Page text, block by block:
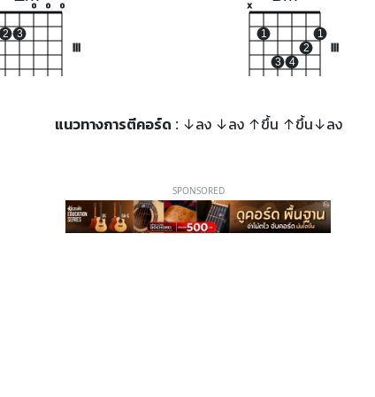
2 3
o o o x
1
3 4
2
1
แนวทางการตีคอร์ด : ↓ลง ↓ลง ↑ขึ้น ↑ขึ้น↓ลง
SPONSORED